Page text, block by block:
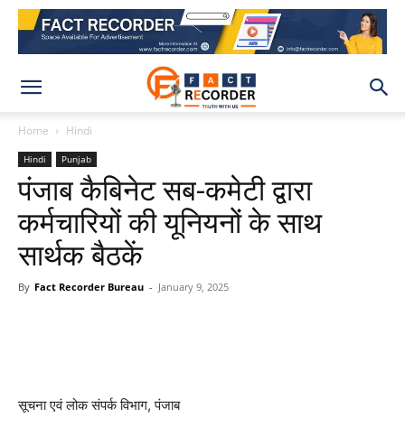
Home Hindi
Hindi Punjab
पंजाब कैबिनेट सब-कमेटी द्वारा
कर्मचारियों की यूनियनों के साथ
सार्थक बैठकें
By Fact Recorder Bureau - January 9, 2025
सूचना एवं लोक संपर्क विभाग, पंजाब